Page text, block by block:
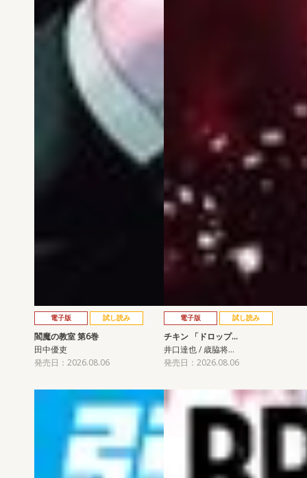
電子版 試し読み
閻魔の教室 第6巻
田中優吏
発売日：2026.08.06
電子版 試し読み
チキン 「ドロップ…
井口達也 / 歳脇将…
発売日：2026.08.06